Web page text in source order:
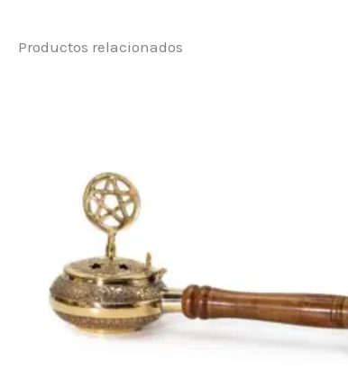
Sé el primero en valorar
Productos relacionados